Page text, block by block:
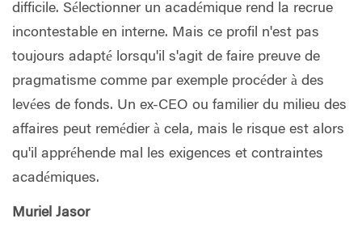
difficile. Sélectionner un académique rend la recrue
incontestable en interne. Mais ce profil n'est pas
toujours adapté lorsqu'il s'agit de faire preuve de
pragmatisme comme par exemple procéder à des
levées de fonds. Un ex-CEO ou familier du milieu des
affaires peut remédier à cela, mais le risque est alors
qu'il appréhende mal les exigences et contraintes
académiques.
Muriel Jasor